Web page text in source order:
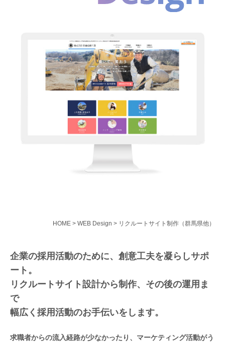
HOME > WEB Design > リクルートサイト制作（群馬県他）
企業の採用活動のために、創意工夫を凝らしサポ
ート。
リクルートサイト設計から制作、その後の運用ま
で
幅広く採用活動のお手伝いをします。
求職者からの流入経路が少なかったり、マーケティング活動がう